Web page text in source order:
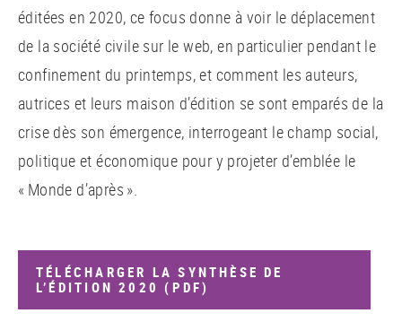
éditées en 2020, ce focus donne à voir le déplacement
de la société civile sur le web, en particulier pendant le
confinement du printemps, et comment les auteurs,
autrices et leurs maison d’édition se sont emparés de la
crise dès son émergence, interrogeant le champ social,
politique et économique pour y projeter d’emblée le
« Monde d’après ».
TÉLÉCHARGER LA SYNTHÈSE DE
L’ÉDITION 2020 (PDF)